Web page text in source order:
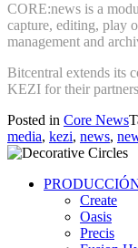
CORE:news is a
capture, editing, play
management and
Bitcentral extends its
KEZI for their
Posted in Core News
media, kezi, news,
Create
Oasis
Precis